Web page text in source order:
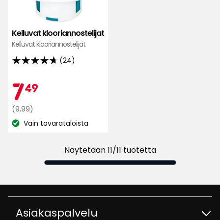
Kelluvat klooriannostelijat
Kelluvat klooriannostelijat
(24)
4.7
5:stä,
24
arvostelun
perusteella
749
€
Normaali
hinta
9,99
(9,99)
KatsoVain tavarataloista
Näytetään 11/11 tuotetta
Asiakaspalvelu